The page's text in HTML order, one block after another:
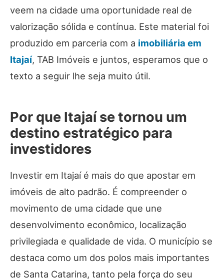
veem na cidade uma oportunidade real de
valorização sólida e contínua. Este material foi
produzido em parceria com a imobiliária em
Itajaí, TAB Imóveis e juntos, esperamos que o
texto a seguir lhe seja muito útil.
Por que Itajaí se tornou um
destino estratégico para
investidores
Investir em Itajaí é mais do que apostar em
imóveis de alto padrão. É compreender o
movimento de uma cidade que une
desenvolvimento econômico, localização
privilegiada e qualidade de vida. O município se
destaca como um dos polos mais importantes
de Santa Catarina, tanto pela força do seu